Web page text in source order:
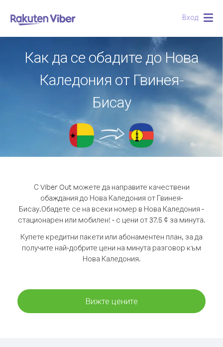
Вход
Как да се обадите до Нова
Каледония от Гвинея-
Бисау
С Viber Out можете да направите качествени
обаждания до Нова Каледония от Гвинея-
Бисау.Обадете се на всеки номер в Нова Каледония -
стационарен или мобилен! - с цени от 37.5 ¢ за минута.
Купете кредитни пакети или абонаментен план, за да
получите най-добрите цени на минута разговор към
Нова Каледония.
Вижте цените